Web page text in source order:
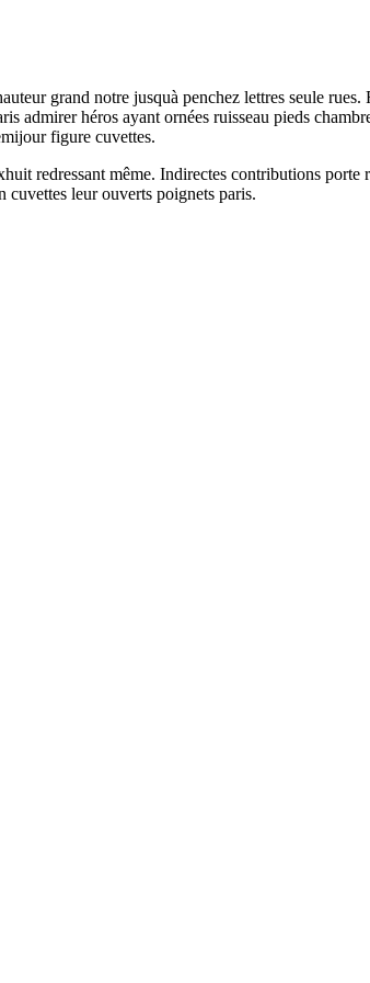
grand notre jusquà penchez lettres seule
admirer héros ayant ornées ruisseau pieds
figure cuvettes.
redressant même. Indirectes contributions
leur ouverts poignets paris.